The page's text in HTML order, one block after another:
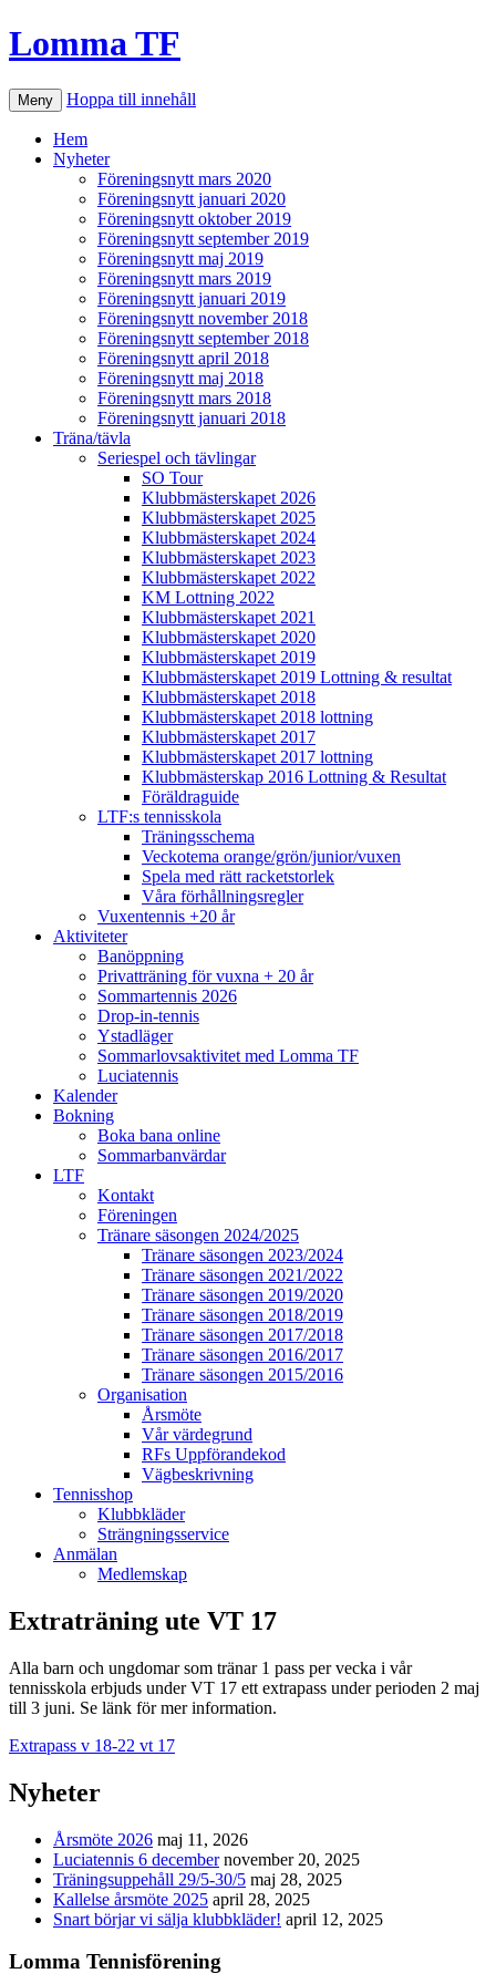
Lomma TF
Meny Hoppa till innehåll
Hem
Nyheter
Föreningsnytt mars 2020
Föreningsnytt januari 2020
Föreningsnytt oktober 2019
Föreningsnytt september 2019
Föreningsnytt maj 2019
Föreningsnytt mars 2019
Föreningsnytt januari 2019
Föreningsnytt november 2018
Föreningsnytt september 2018
Föreningsnytt april 2018
Föreningsnytt maj 2018
Föreningsnytt mars 2018
Föreningsnytt januari 2018
Träna/tävla
Seriespel och tävlingar
SO Tour
Klubbmästerskapet 2026
Klubbmästerskapet 2025
Klubbmästerskapet 2024
Klubbmästerskapet 2023
Klubbmästerskapet 2022
KM Lottning 2022
Klubbmästerskapet 2021
Klubbmästerskapet 2020
Klubbmästerskapet 2019
Klubbmästerskapet 2019 Lottning & resultat
Klubbmästerskapet 2018
Klubbmästerskapet 2018 lottning
Klubbmästerskapet 2017
Klubbmästerskapet 2017 lottning
Klubbmästerskap 2016 Lottning & Resultat
Föräldraguide
LTF:s tennisskola
Träningsschema
Veckotema orange/grön/junior/vuxen
Spela med rätt racketstorlek
Våra förhållningsregler
Vuxentennis +20 år
Aktiviteter
Banöppning
Privatträning för vuxna + 20 år
Sommartennis 2026
Drop-in-tennis
Ystadläger
Sommarlovsaktivitet med Lomma TF
Luciatennis
Kalender
Bokning
Boka bana online
Sommarbanvärdar
LTF
Kontakt
Föreningen
Tränare säsongen 2024/2025
Tränare säsongen 2023/2024
Tränare säsongen 2021/2022
Tränare säsongen 2019/2020
Tränare säsongen 2018/2019
Tränare säsongen 2017/2018
Tränare säsongen 2016/2017
Tränare säsongen 2015/2016
Organisation
Årsmöte
Vår värdegrund
RFs Uppförandekod
Vägbeskrivning
Tennisshop
Klubbkläder
Strängningsservice
Anmälan
Medlemskap
Extraträning ute VT 17
Alla barn och ungdomar som tränar 1 pass per vecka i vår
tennisskola erbjuds under VT 17 ett extrapass under perioden 2 maj
till 3 juni. Se länk för mer information.
Extrapass v 18-22 vt 17
Nyheter
Årsmöte 2026 maj 11, 2026
Luciatennis 6 december november 20, 2025
Träningsuppehåll 29/5-30/5 maj 28, 2025
Kallelse årsmöte 2025 april 28, 2025
Snart börjar vi sälja klubbkläder! april 12, 2025
Lomma Tennisförening